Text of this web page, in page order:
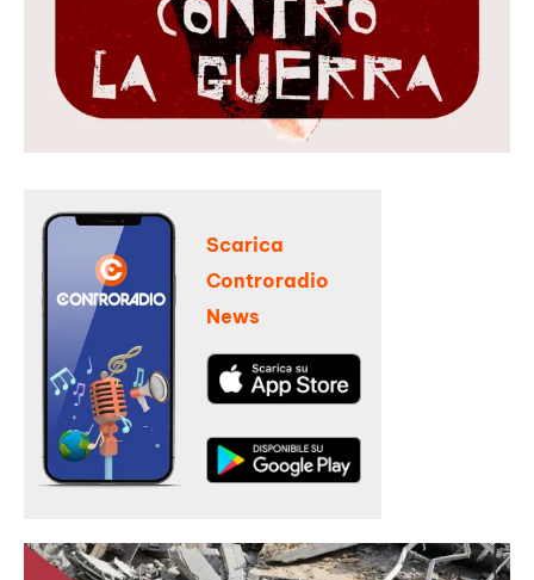
Scarica
Controradio
News